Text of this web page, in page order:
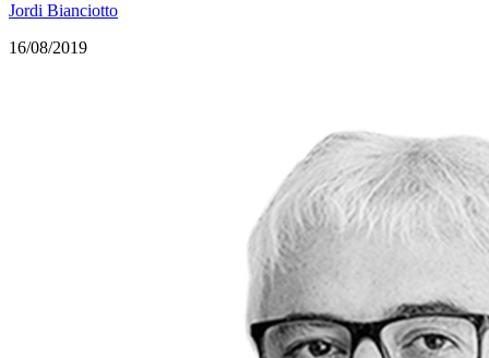
Jordi Bianciotto
16/08/2019